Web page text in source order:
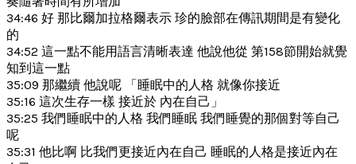
34:46 好 那比爾加拉格爾表示 珍的臉部在傳訊期間是有變化
的
34:52 這一點不能用語言清晰表達 他說他從 第158節開始就覺
知到這一點
35:09 那繼續 他說呢 「睡眠中的人格 就像你接近
35:16 這次生存一樣 接近於 內在自己」
35:25 我們睡眠中的人格 我們睡眠 我們睡覺的那個對等自己
呢
35:31 他比啊 比我們更接近內在自己 睡眠的人格是接近內在